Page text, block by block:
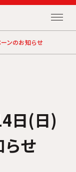
ンのお知らせ
日(日)
せ